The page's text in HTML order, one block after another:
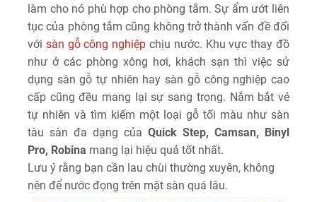
làm cho nó phù hợp cho phòng tắm. Sự ẩm ướt liên
tục của phòng tắm cũng không trở thành vấn đề đối
với sàn gỗ công nghiệp chịu nước. Khu vực thay đồ
như ở các phòng xông hơi, khách sạn thì việc sử
dụng sàn gỗ tự nhiên hay sàn gỗ công nghiệp cao
cấp cũng đều mang lại sự sang trọng. Nắm bắt vẻ
tự nhiên và tìm kiếm một loại gỗ tối màu như sàn
tàu sàn đa dạng của Quick Step, Camsan, Binyl
Pro, Robina mang lại hiệu quả tốt nhất.
Lưu ý rằng bạn cần lau chùi thường xuyên, không
nên để nước đọng trên mặt sàn quá lâu.